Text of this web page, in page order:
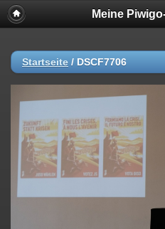
Meine
Startseite / DSCF7706